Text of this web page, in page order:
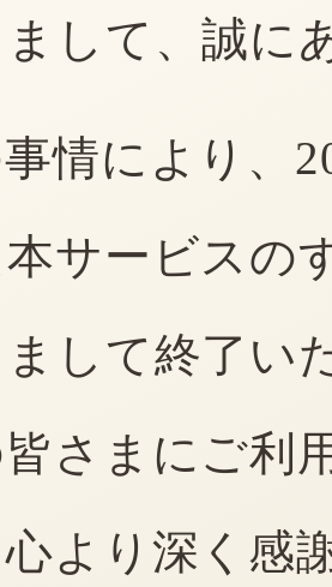
して、誠に
情により、
サービスの
して終了い
さまにご利
より深く感